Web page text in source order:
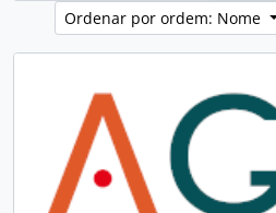
Ordenar por ordem: Nome